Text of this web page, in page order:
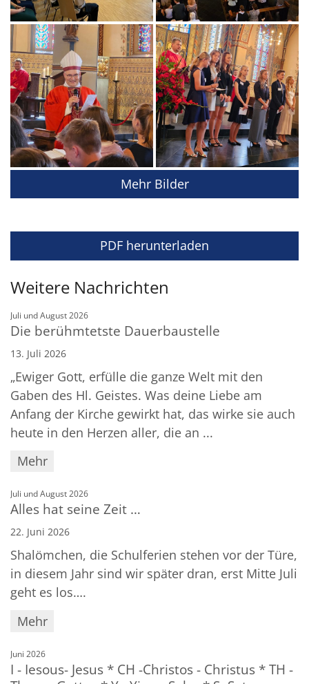
Mehr Bilder
PDF herunterladen
Weitere Nachrichten
Juli und August 2026:
Die berühmtetste Dauerbaustelle
13. Juli 2026
„Ewiger Gott, erfülle die ganze Welt mit den
Gaben des Hl. Geistes. Was deine Liebe am
Anfang der Kirche gewirkt hat, das wirke sie auch
heute in den Herzen aller, die an ...
Mehr
Juli und August 2026:
Alles hat seine Zeit …
22. Juni 2026
Shalömchen, die Schulferien stehen vor der Türe,
in diesem Jahr sind wir später dran, erst Mitte Juli
geht es los….
Mehr
Juni 2026:
I - Iesous- Jesus * CH -Christos - Christus * TH -